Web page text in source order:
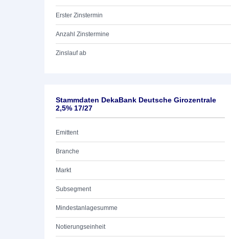
Erster Zinstermin
Anzahl Zinstermine
Zinslauf ab
Stammdaten DekaBank Deutsche Girozentrale
2,5% 17/27
Emittent
Branche
Markt
Subsegment
Mindestanlagesumme
Notierungseinheit